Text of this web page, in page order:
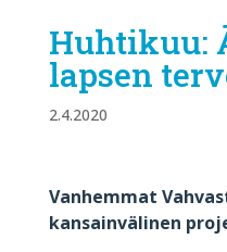
Huhtikuu:
lapsen
2.4.2020
Vanhemmat
kansainvälinen